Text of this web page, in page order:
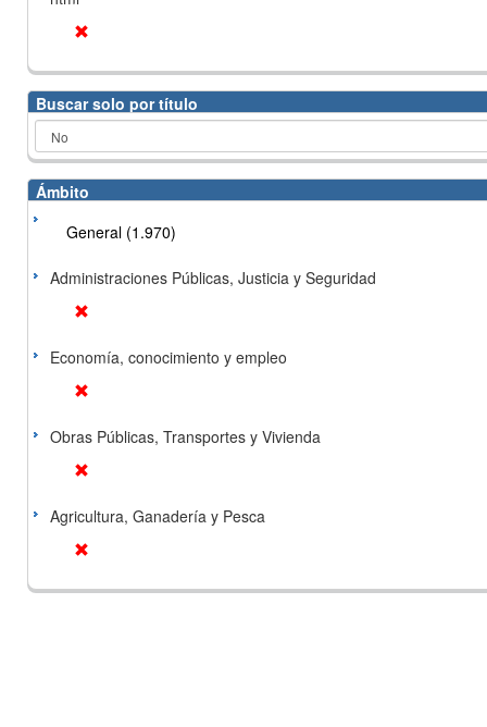
Buscar solo por título
Ámbito
General (1.970)
Administraciones Públicas, Justicia y Seguridad
Economía, conocimiento y empleo
Obras Públicas, Transportes y Vivienda
Agricultura, Ganadería y Pesca